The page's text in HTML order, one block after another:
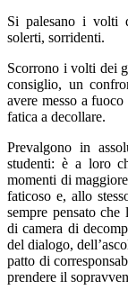
Si palesano i volti
solerti, sorridenti.
Scorrono i volti dei
consiglio, un
avere messo a
fatica a decollare.
Prevalgono in
studenti: è a loro
momenti di
faticoso e, allo
sempre pensato che
di camera di
del dialogo,
patto di
prendere il